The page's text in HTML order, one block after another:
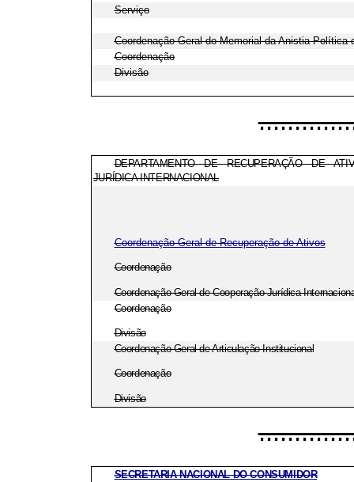
Serviço
Coordenação-Geral do Memorial da Anistia Política
Coordenação
Divisão
DEPARTAMENTO DE RECUPERAÇÃO DE
JURÍDICA INTERNACIONAL
Coordenação-Geral de Recuperação de Ativos
Coordenação
Coordenação-Geral de Cooperação Jurídica
Coordenação
Divisão
Coordenação-Geral de Articulação Institucional
Coordenação
Divisão
SECRETARIA NACIONAL DO CONSUMIDOR